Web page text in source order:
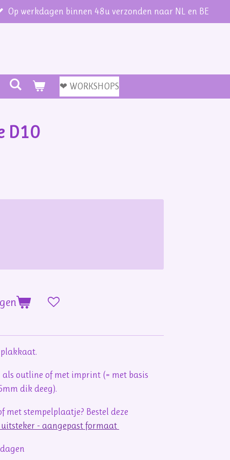
Op werkdagen binnen 48u verzonden naar NL en BE
❤ WORKSHOPS
D10
outline of met imprint (= met basis
dik deeg).
met stempelplaatje? Bestel deze
uitsteker - aangepast formaat